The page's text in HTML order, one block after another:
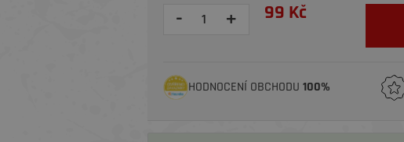
- + 99 Kč
HODNOCENÍ OBCHODU 100%